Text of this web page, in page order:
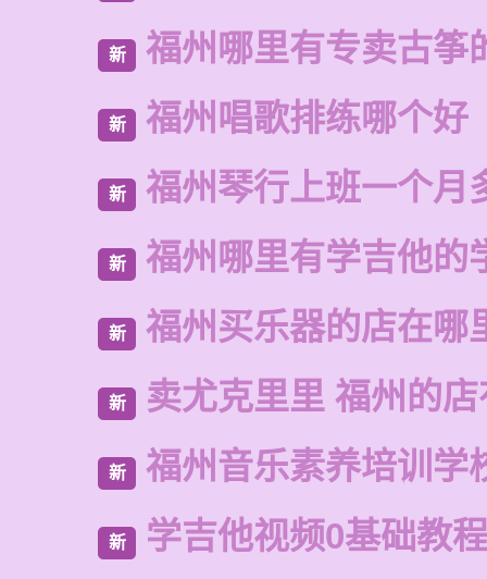
新 福州哪里有专卖古筝
新 福州唱歌排练哪个好
新 福州琴行上班一个月
新 福州哪里有学吉他的
新 福州买乐器的店在哪
新 卖尤克里里 福州的
新 福州音乐素养培训学
新 学吉他视频0基础教程